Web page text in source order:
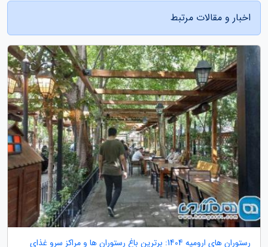
اخبار و مقالات مرتبط
رستوران های ارومیه 1404: برترین باغ رستوران ها و مراکز سرو غذای